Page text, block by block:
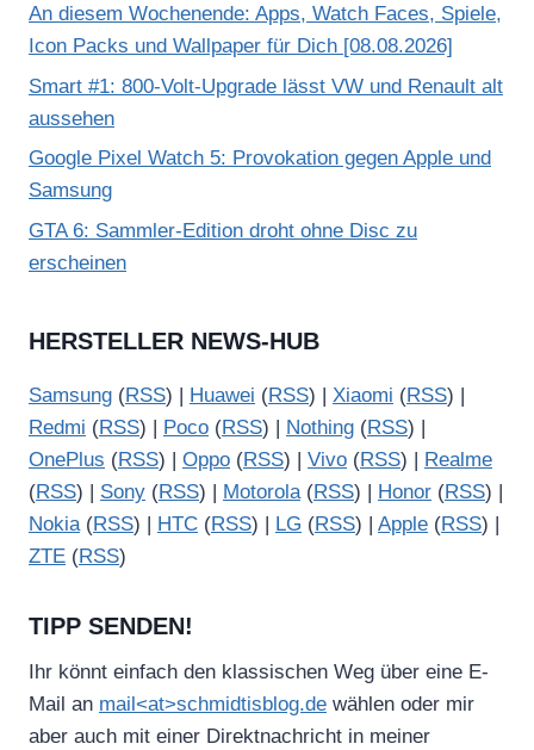
An diesem Wochenende: Apps, Watch Faces, Spiele,
Icon Packs und Wallpaper für Dich [08.08.2026]
Smart #1: 800-Volt-Upgrade lässt VW und Renault alt
aussehen
Google Pixel Watch 5: Provokation gegen Apple und
Samsung
GTA 6: Sammler-Edition droht ohne Disc zu
erscheinen
HERSTELLER NEWS-HUB
Samsung (RSS) | Huawei (RSS) | Xiaomi (RSS) |
Redmi (RSS) | Poco (RSS) | Nothing (RSS) |
OnePlus (RSS) | Oppo (RSS) | Vivo (RSS) | Realme
(RSS) | Sony (RSS) | Motorola(RSS) | Honor (RSS) |
Nokia(RSS) | HTC (RSS) | LG (RSS) | Apple (RSS) |
ZTE (RSS)
TIPP SENDEN!
Ihr könnt einfach den klassischen Weg über eine E-
Mail an mail<at>schmidtisblog.de wählen oder mir
aber auch mit einer Direktnachricht in meiner